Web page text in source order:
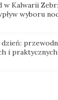
w Kalwarii
wyboru
i praktycznych